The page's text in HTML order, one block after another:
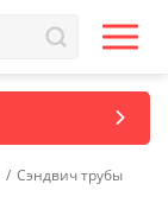
/ Сэндвич трубы